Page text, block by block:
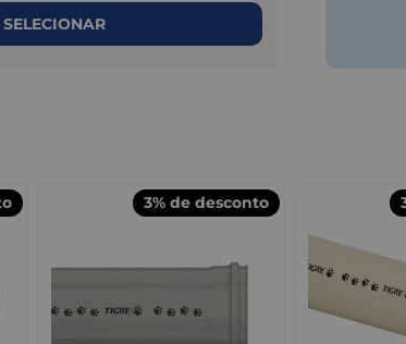
SELECIONAR
3% de desconto